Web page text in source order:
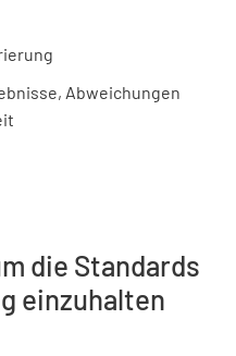
Abweichungen
die Standards
einzuhalten